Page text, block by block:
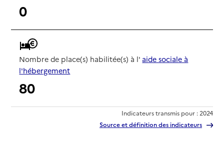
0
Nombre de place(s) habilitée(s) à l' aide sociale à
l'hébergement
80
Indicateurs transmis pour : 2024
Source et définition des indicateurs